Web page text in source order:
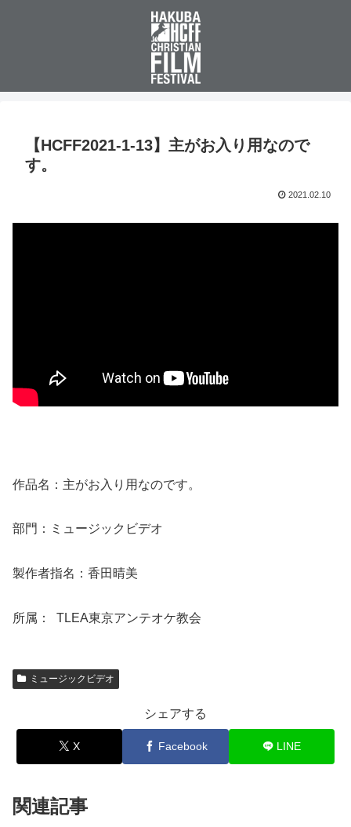
【HCFF2021-1-13】主がお入り用なので
す。
2021.02.10
作品名：主がお入り用なのです。
部門：ミュージックビデオ
製作者指名：香田晴美
所属： TLEA東京アンテオケ教会
ミュージックビデオ
シェアする
X Facebook LINE
関連記事